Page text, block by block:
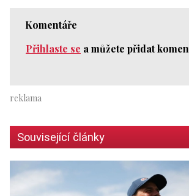
Komentáře
Přihlaste se a můžete přidat
Související články